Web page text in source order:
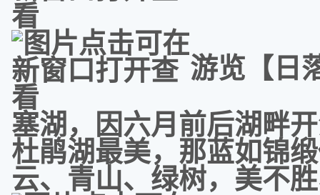
游览【日
塞湖，因六月前后湖畔
杜鹃湖最美，那蓝如锦
云、青山、绿树，美不